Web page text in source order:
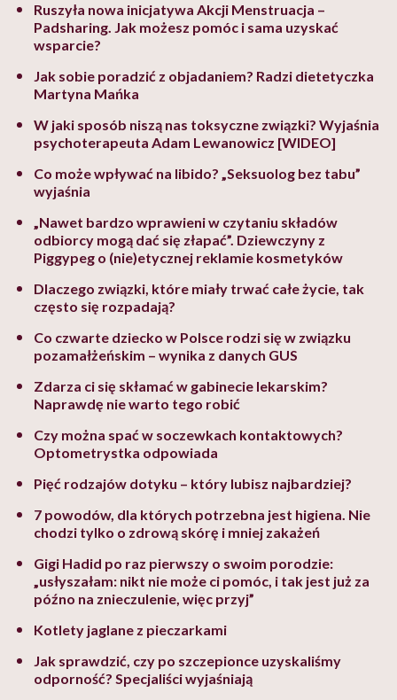
Ruszyła nowa inicjatywa Akcji Menstruacja –
Padsharing. Jak możesz pomóc i sama uzyskać
wsparcie?
Jak sobie poradzić z objadaniem? Radzi dietetyczka
Martyna Mańka
W jaki sposób niszą nas toksyczne związki? Wyjaśnia
psychoterapeuta Adam Lewanowicz [WIDEO]
Co może wpływać na libido? „Seksuolog bez tabu”
wyjaśnia
„Nawet bardzo wprawieni w czytaniu składów
odbiorcy mogą dać się złapać”. Dziewczyny z
Piggypeg o (nie)etycznej reklamie kosmetyków
Dlaczego związki, które miały trwać całe życie, tak
często się rozpadają?
Co czwarte dziecko w Polsce rodzi się w związku
pozamałżeńskim – wynika z danych GUS
Zdarza ci się skłamać w gabinecie lekarskim?
Naprawdę nie warto tego robić
Czy można spać w soczewkach kontaktowych?
Optometrystka odpowiada
Pięć rodzajów dotyku – który lubisz najbardziej?
7 powodów, dla których potrzebna jest higiena. Nie
chodzi tylko o zdrową skórę i mniej zakażeń
Gigi Hadid po raz pierwszy o swoim porodzie:
„usłyszałam: nikt nie może ci pomóc, i tak jest już za
późno na znieczulenie, więc przyj”
Kotlety jaglane z pieczarkami
Jak sprawdzić, czy po szczepionce uzyskaliśmy
odporność? Specjaliści wyjaśniają